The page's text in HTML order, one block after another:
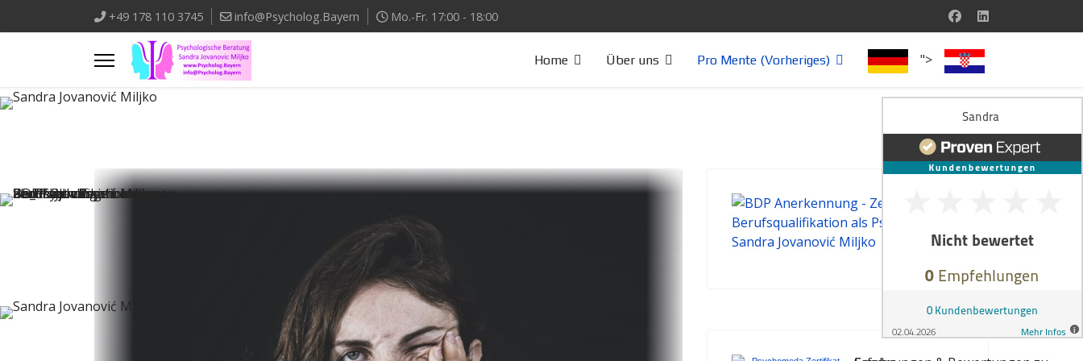
+49 178 110 3745 info@Psycholog.Bayern Mo.-Fr. 17:00 - 18:00
Home Über uns Pro Mente (Vorheriges) ">